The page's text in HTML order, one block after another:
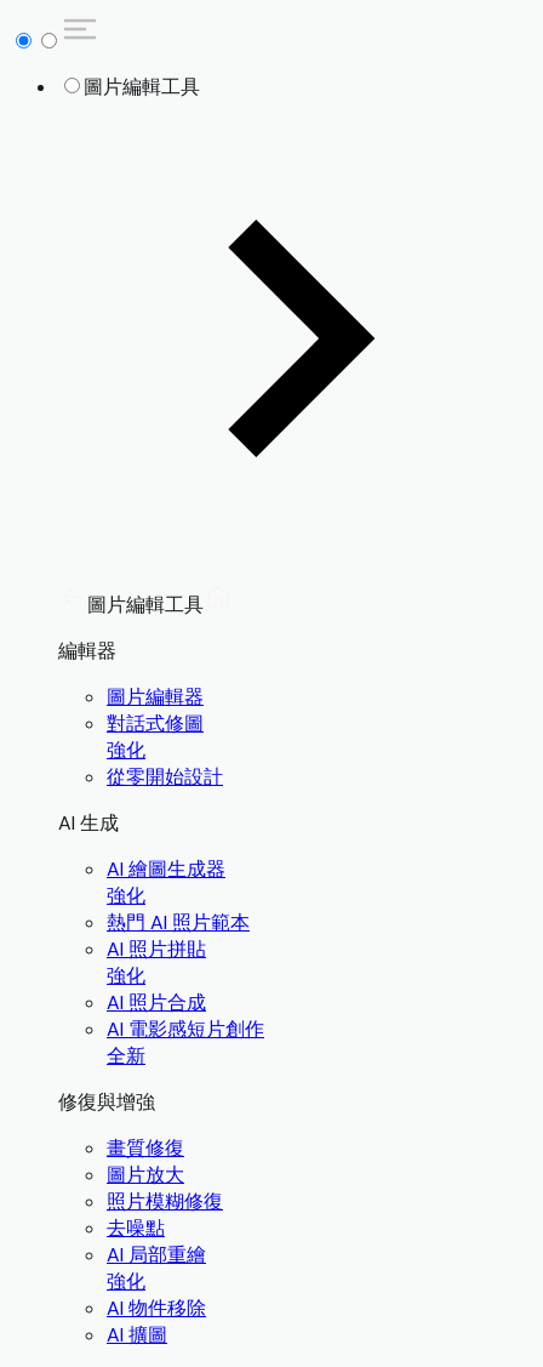
圖片編輯工具
圖片編輯工具
編輯器
圖片編輯器
對話式修圖
強化
從零開始設計
AI 生成
AI 繪圖生成器
強化
熱門 AI 照片範本
AI 照片拼貼
強化
AI 照片合成
AI 電影感短片創作
全新
修復與增強
畫質修復
圖片放大
照片模糊修復
去噪點
AI 局部重繪
強化
AI 物件移除
AI 擴圖